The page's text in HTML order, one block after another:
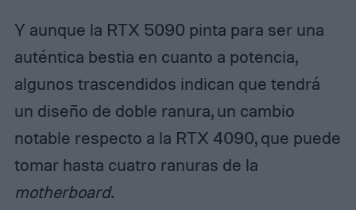
Y aunque la RTX 5090 pinta para ser una
auténtica bestia en cuanto a potencia,
algunos trascendidos indican que tendrá
un diseño de doble ranura, un cambio
notable respecto a la RTX 4090, que puede
tomar hasta cuatro ranuras de la
motherboard.